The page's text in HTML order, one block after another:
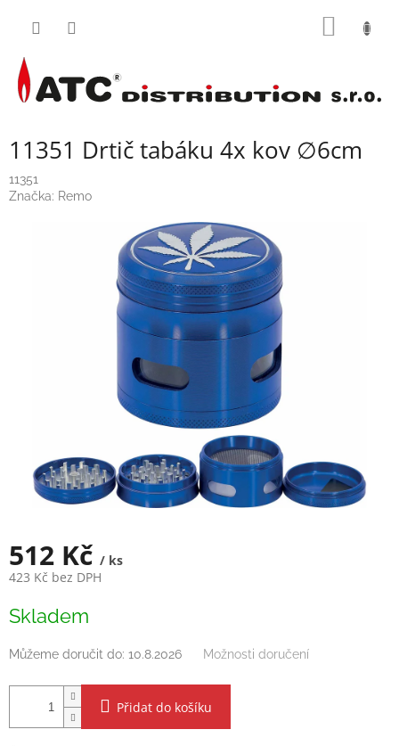
11351 Drtič tabáku 4x kov ∅6cm
11351
Značka: Remo
512 Kč / ks
423 Kč bez DPH
cena:
Skladem
Můžeme doručit do: 10.8.2026 Možnosti doručení
Přidat do košíku